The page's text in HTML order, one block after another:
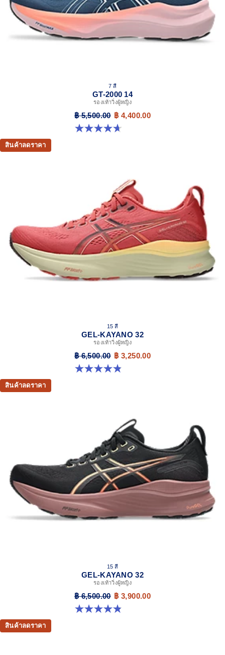
compared to the conventional dyeing technology
7 สี
GT-2000 14
รองเท้าวิ่งผู้หญิง
฿ 5,500.00 ฿ 4,400.00
4.7 จาก 5 ดาว 161 รีวิว
สินค้าลดราคา
15 สี
GEL-KAYANO 32
รองเท้าวิ่งผู้หญิง
฿ 6,500.00 ฿ 3,250.00
4.8 จาก 5 ดาว 389 รีวิว
สินค้าลดราคา
15 สี
GEL-KAYANO 32
รองเท้าวิ่งผู้หญิง
฿ 6,500.00 ฿ 3,900.00
4.8 จาก 5 ดาว 389 รีวิว
สินค้าลดราคา